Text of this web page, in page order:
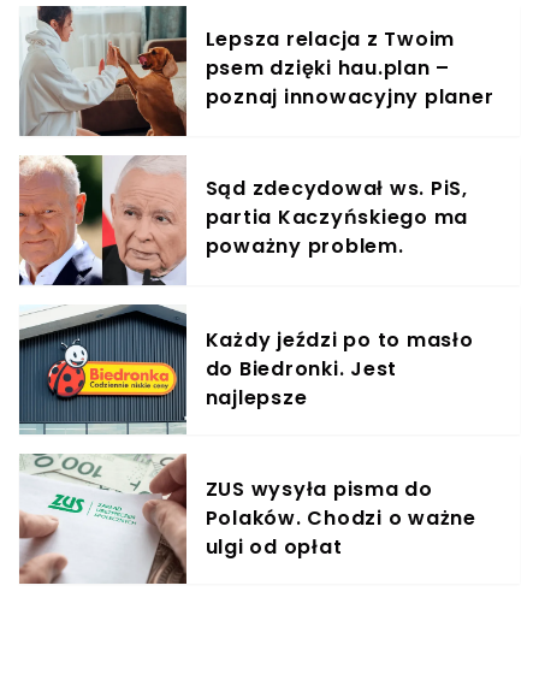
Lepsza relacja z Twoim
psem dzięki hau.plan –
poznaj innowacyjny planer
Sąd zdecydował ws. PiS,
partia Kaczyńskiego ma
poważny problem.
Każdy jeździ po to masło
do Biedronki. Jest
najlepsze
ZUS wysyła pisma do
Polaków. Chodzi o ważne
ulgi od opłat